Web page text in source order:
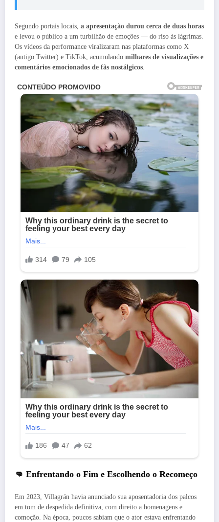
Segundo portais locais, a apresentação durou cerca de duas horas
e levou o público a um turbilhão de emoções — do riso às lágrimas.
Os vídeos da performance viralizaram nas plataformas como X
(antigo Twitter) e TikTok, acumulando milhares de visualizações e
comentários emocionados de fãs nostálgicos.
👊 Enfrentando o Fim e Escolhendo o Recomeço
Em 2023, Villagrán havia anunciado sua aposentadoria dos palcos
em tom de despedida definitiva, com direito a homenagens e
comoção. Na época, poucos sabiam que o ator estava enfrentando